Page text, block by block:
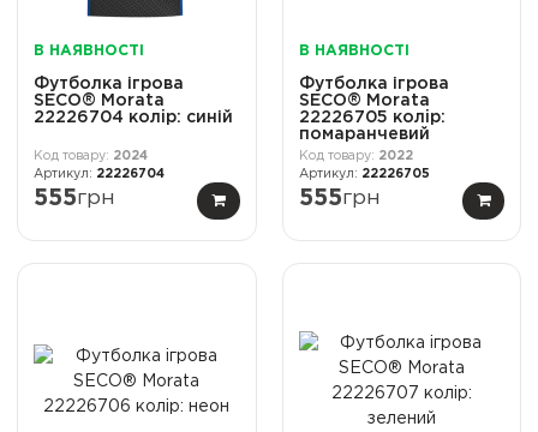
В НАЯВНОСТІ
Футболка ігрова
SECO® Morata
22226704 колiр: синій
2024
22226704
555грн
В НАЯВНОСТІ
Футболка ігрова
SECO® Morata
22226705 колiр:
помаранчевий
2022
22226705
555грн